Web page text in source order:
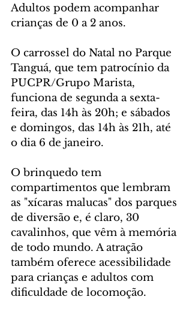
Adultos podem acompanhar
crianças de 0 a 2 anos.
O carrossel do Natal no Parque
Tanguá, que tem patrocínio da
PUCPR/Grupo Marista,
funciona de segunda a sexta-
feira, das 14h às 20h; e sábados
e domingos, das 14h às 21h, até
o dia 6 de janeiro.
O brinquedo tem
compartimentos que lembram
as "xícaras malucas" dos parques
de diversão e, é claro, 30
cavalinhos, que vêm à memória
de todo mundo. A atração
também oferece acessibilidade
para crianças e adultos com
dificuldade de locomoção.